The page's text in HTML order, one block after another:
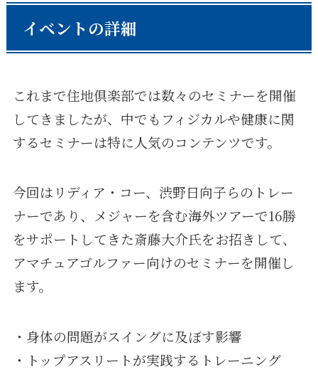
イベントの詳細
これまで住地倶楽部では数々のセミナーを開催
してきましたが、中でもフィジカルや健康に関
するセミナーは特に人気のコンテンツです。
今回はリディア・コー、渋野日向子らのトレー
ナーであり、メジャーを含む海外ツアーで16勝
をサポートしてきた斎藤大介氏をお招きして、
アマチュアゴルファー向けのセミナーを開催し
ます。
・身体の問題がスイングに及ぼす影響
・トップアスリートが実践するトレーニング